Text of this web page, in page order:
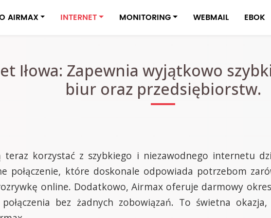
AIRMAX INTERNET MONITORING WEBMAIL EBOK
Iłowa: Zapewnia wyjątkowo
biur oraz przedsiębiorstw.
teraz korzystać z szybkiego i niezawodnego internetu
połączenie, które doskonale odpowiada potrzebom
online. Dodatkowo, Airmax oferuje darmowy
bez żadnych zobowiązań. To świetna